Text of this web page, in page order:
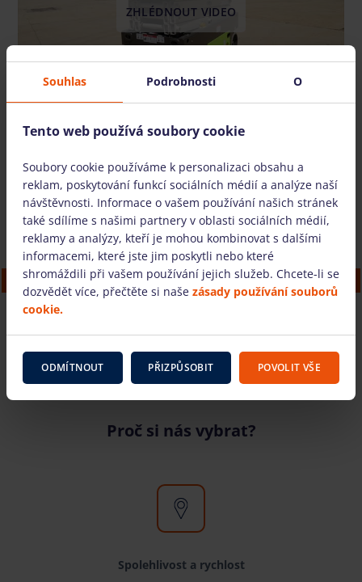
ZHLÉDNOUT VIDEO
Také nabízíme
Elektrická nůžková plošina BOSS X3XSP (5.14
m)
MÁM DOTAZ
Proč si nás vybrat?
Spolehlivost a rychlost
Souhlas Podrobnosti O
Tento web používá soubory cookie
Soubory cookie používáme k personalizaci obsahu a
reklam, poskytování funkcí sociálních médií a analýze naší
návštěvnosti. Informace o vašem používání našich stránek
také sdílíme s našimi partnery v oblasti sociálních médií,
reklamy a analýzy, kteří je mohou kombinovat s dalšími
informacemi, které jste jim poskytli nebo které
shromáždili při vašem používání jejich služeb. Chcete-li se
dozvědět více, přečtěte si naše zásady používání souborů
cookie.
ODMÍTNOUT PŘIZPŮSOBIT POVOLIT VŠE